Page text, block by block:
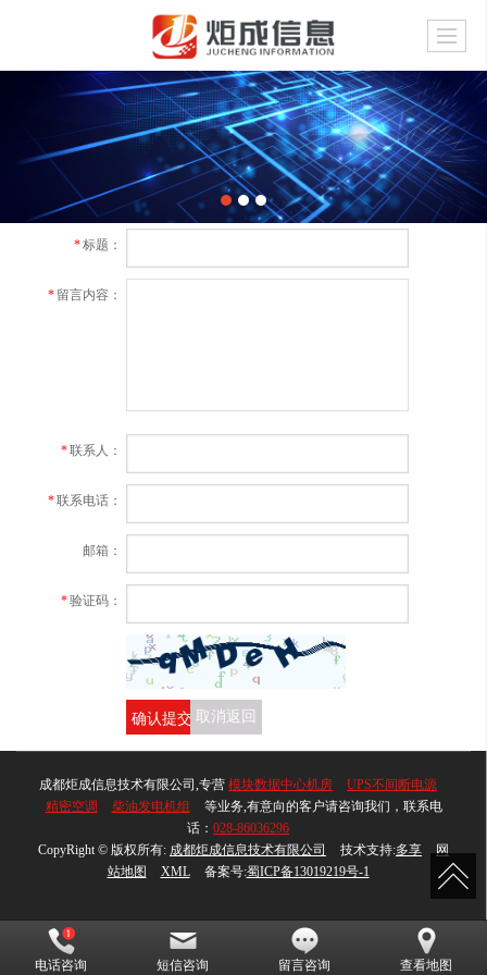
*标题：
* 留言内容：
*联系人：
*联系电话：
邮箱：
*验证码：
确认提交 取消返回
成都炬成信息技术有限公司,专营 模块数据中心机房
UPS不间断电源
精密空调
柴油发电机组
等业务,有意向的客户请咨询我们，联系电
话： 028-86036296
CopyRight © 版权所有: 成都炬成信息技术有限公司 技术支持:多享
网
站地图
XML 备案号:蜀ICP备13019219号-1
电话咨询 短信咨询 留言咨询 查看地图